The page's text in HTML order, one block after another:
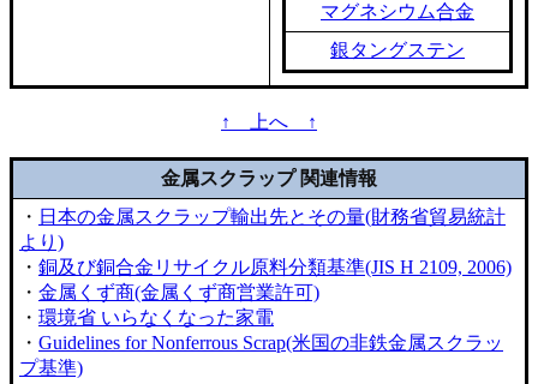
マグネシウム合金
銀タングステン
↑ 上へ ↑
金属スクラップ 関連情報
・ 日本の金属スクラップ輸出先とその量(財務省貿易統計
より)
・ 銅及び銅合金リサイクル原料分類基準(JIS H 2109, 2006)
・ 金属くず商(金属くず商営業許可)
・ 環境省 いらなくなった家電
・ Guidelines for Nonferrous Scrap(米国の非鉄金属スクラッ
プ基準)